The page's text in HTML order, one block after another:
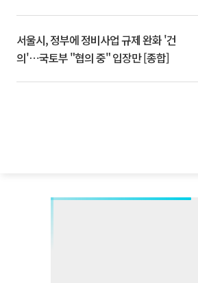
서울시, 정부에 정비사업 규제 완화 '건
의'⋯국토부 "협의 중" 입장만 [종합]